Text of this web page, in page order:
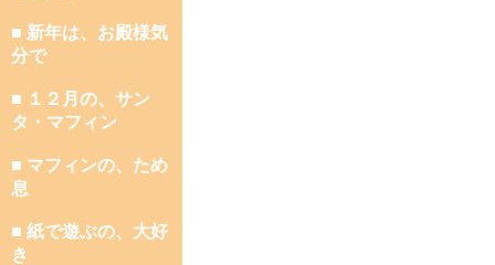
■ 新年は、お殿様気
分で
■ １２月の、サン
タ・マフィン
■ マフィンの、ため
息
■ 紙で遊ぶの、大好
き